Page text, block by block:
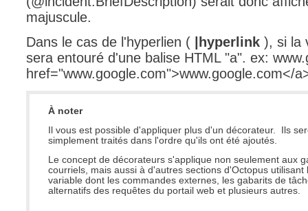
majuscule.
Dans le cas de l'hyperlien (
|hyperlink ), si la
sera entouré d'une balise HTML "a". ex:
href="www.google.com">www.google.com</
À noter
Il vous est possible d'appliquer plus d'un décorateur. Ils
simplement traités dans l'ordre qu'ils ont été ajoutés.
Le concept de décorateurs s'applique non seulement aux
courriels, mais aussi à d'autres sections d'Octopus utilisant
variable dont les commandes externes, les gabarits de
alternatifs des requêtes du portail web et plusieurs autres.